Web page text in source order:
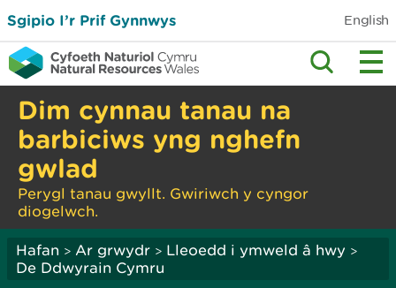
Sgipio I’r Prif Gynnwys English
Dim cynnau tanau na
barbiciws yng nghefn
gwlad
Perygl tanau gwyllt. Gwiriwch y cyngor
diogelwch.
Hafan > Ar grwydr > Lleoedd i ymweld â hwy >
De Ddwyrain Cymru